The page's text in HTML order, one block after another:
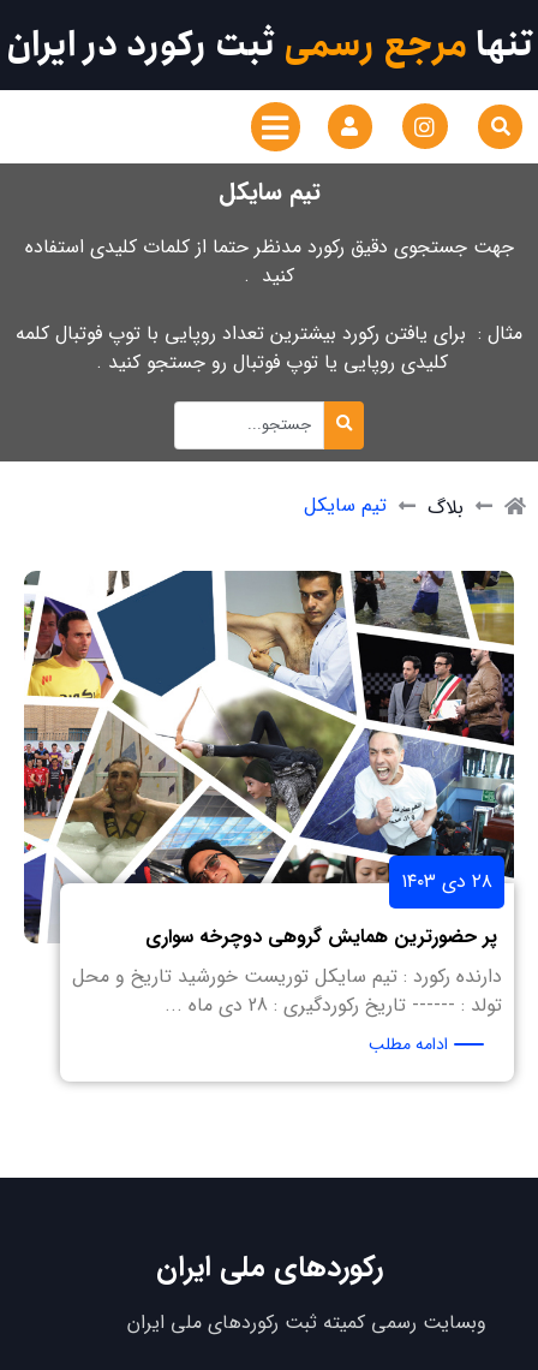
تنهامرجع رسمیثبت رکورد در ایران
تیم سایکل
جهت جستجوی دقیق رکورد مدنظر حتما از کلمات کلیدی استفاده
کنید .
مثال : برای یافتن رکورد بیشترین تعداد روپایی با توپ فوتبال کلمه
کلیدی روپایی یا توپ فوتبال رو جستجو کنید .
بلاگ تیم سایکل
۲۸ دی ۱۴۰۳
پر حضورترین همایش گروهی دوچرخه سواری
دارنده رکورد : تیم سایکل توریست خورشید تاریخ و محل
تولد : ------ تاریخ رکوردگیری : 28 دی ماه ...
ادامه مطلب
رکوردهای ملی ایران
وبسایت رسمی کمیته ثبت رکوردهای ملی ایران